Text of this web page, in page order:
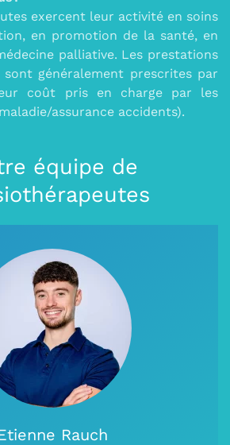
exercent leur activité en soins
en promotion de la santé, en
palliative. Les prestations
sont généralement prescrites par
coût pris en charge par les
assurance accidents).
équipe de
Rauch